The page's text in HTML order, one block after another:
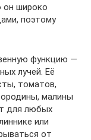
он широко
поэтому
функцию —
лучей. Её
томатов,
малины
для любых
или
от